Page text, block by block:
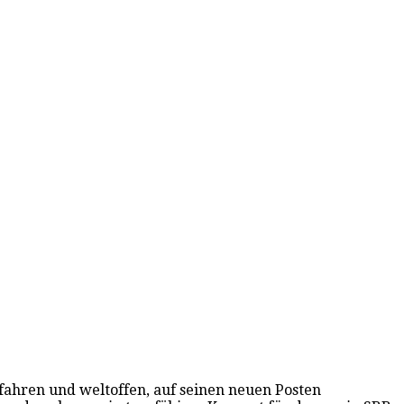
und weltoffen, auf seinen neuen Posten